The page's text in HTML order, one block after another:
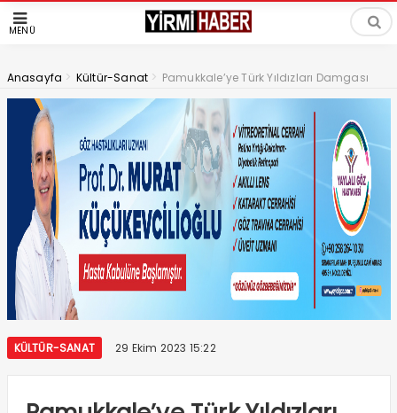
MENÜ
Anasayfa > Kültür-Sanat > Pamukkale’ye Türk Yıldızları Damgası
KÜLTÜR-SANAT 29 Ekim 2023 15:22